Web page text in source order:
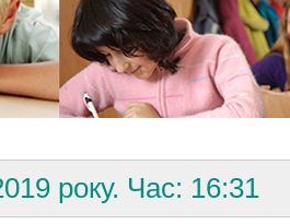
року. Час: 16:31